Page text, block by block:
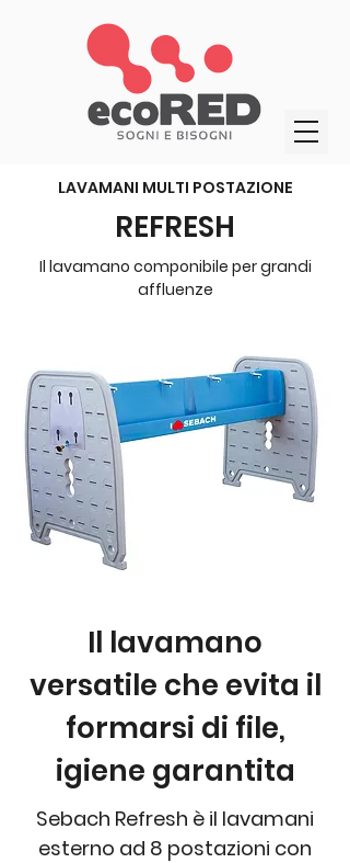
LAVAMANI MULTI POSTAZIONE
REFRESH
Il lavamano componibile per grandi
affluenze
Il lavamano
versatile che evita il
formarsi di file,
igiene garantita
Sebach Refresh è il lavamani
esterno ad 8 postazioni con